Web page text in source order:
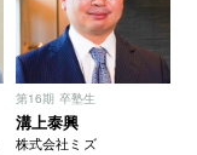
第16期 卒塾生
溝上泰興
株式会社ミズ